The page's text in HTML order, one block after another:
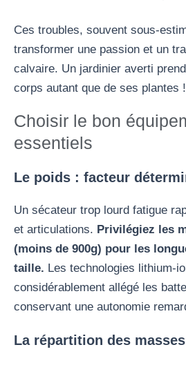
Ces troubles, souvent sous-
transformer une passion et un
calvaire. Un jardinier averti
corps autant que de ses plantes !
Choisir le bon
essentiels
Le poids : facteur
Un sécateur trop lourd fatigue
et articulations. Privilégiez les
(moins de 900g) pour les
taille. Les technologies lithium-
considérablement allégé les
conservant une autonomie
La répartition des masses